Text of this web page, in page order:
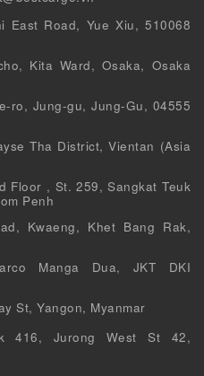
East Road, Yue Xiu, 510068
Kita Ward, Osaka, Osaka
ro, Jung-gu, Jung-Gu, 04555
Tha District, Vientan (Asia
Floor , St. 259, Sangkat Teuk
Penh
Kwaeng, Khet Bang Rak,
Manga Dua, JKT DKI
St, Yangon, Myanmar
416, Jurong West St 42,